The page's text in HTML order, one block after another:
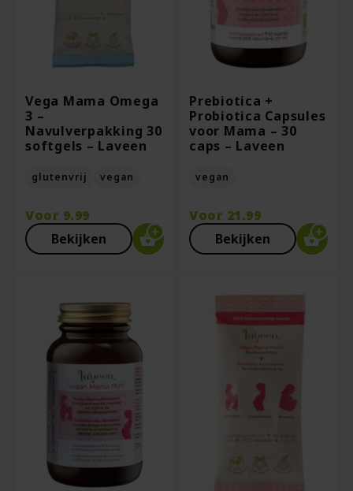
Vega Mama Omega
3 –
Navulverpakking 30
softgels – Laveen
glutenvrij vegan
Voor 9.99
Bekijken
Prebiotica +
Probiotica Capsules
voor Mama – 30
caps – Laveen
vegan
Voor 21.99
Bekijken